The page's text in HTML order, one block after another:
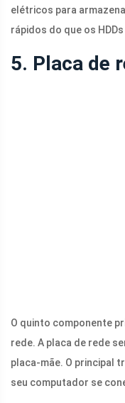
elétricos para
rápidos do que os
5. Placa de
O quinto componente
rede. A placa de rede
placa-mãe. O principal
seu computador se